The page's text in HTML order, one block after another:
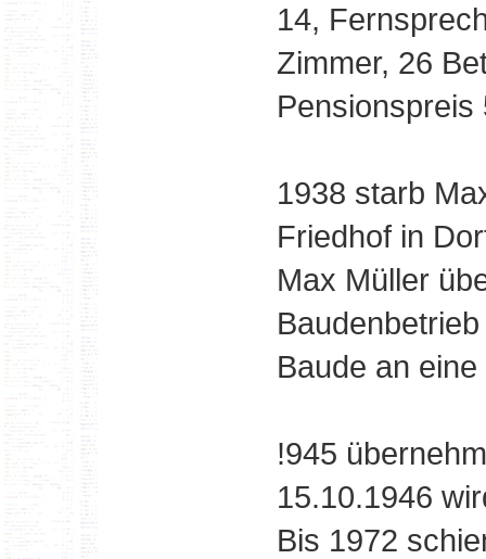
14,
Zimmer, 26
Pensionspreis
1938 starb
Friedhof in
Max Müller
Baude an
!945
15.10.1946
Bis 1972